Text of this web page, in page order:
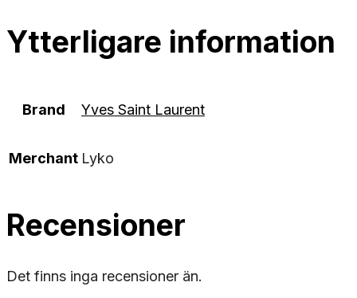
Ytterligare information
Brand Yves Saint Laurent
Merchant Lyko
Recensioner
Det finns inga recensioner än.